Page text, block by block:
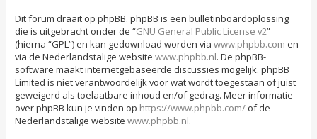
Dit forum draait op phpBB. phpBB is een bulletinboardoplossing
die is uitgebracht onder de “GNU General Public License v2”
(hierna “GPL”) en kan gedownload worden via www.phpbb.com en
via de Nederlandstalige website www.phpbb.nl. De phpBB-
software maakt internetgebaseerde discussies mogelijk. phpBB
Limited is niet verantwoordelijk voor wat wordt toegestaan of juist
geweigerd als toelaatbare inhoud en/of gedrag. Meer informatie
over phpBB kun je vinden op https://www.phpbb.com/ of de
Nederlandstalige website www.phpbb.nl.